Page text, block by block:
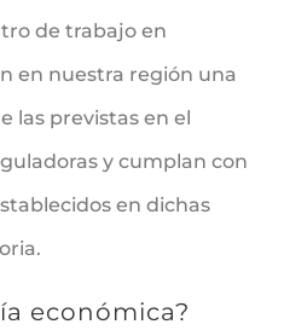
de trabajo en
en nuestra región una
las previstas en el
y cumplan con
en dichas
económica?